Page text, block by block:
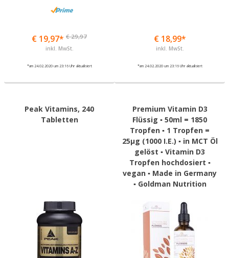
€ 19,97* € 29,97
inkl. MwSt.
*am 24.02.2020 um 23:16 Uhr aktualisiert
€ 18,99*
inkl. MwSt.
*am 24.02.2020 um 23:16 Uhr aktualisiert
Peak Vitamins, 240
Tabletten
Premium Vitamin D3
Flüssig ▪ 50ml = 1850
Tropfen ▪ 1 Tropfen =
25µg (1000 I.E.) ▪ in MCT Öl
gelöst ▪ Vitamin D3
Tropfen hochdosiert ▪
vegan ▪ Made in Germany
▪ Goldman Nutrition